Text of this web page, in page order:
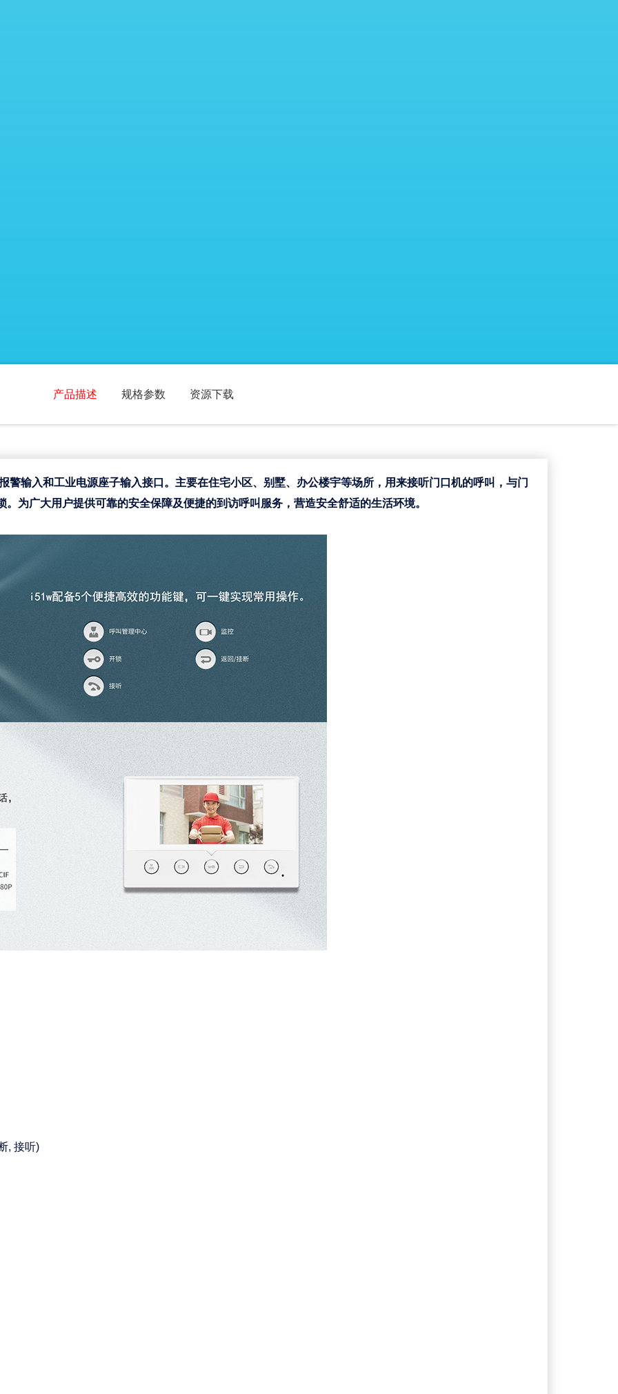
产品描述 规格参数 资源下载
警输入和工业电源座子输入接口。主要在住宅小区、别墅、办公楼宇等场所，用来接听门口机的呼叫，与门
为广大用户提供可靠的安全保障及便捷的到访呼叫服务，营造安全舒适的生活环境。
, 接听)